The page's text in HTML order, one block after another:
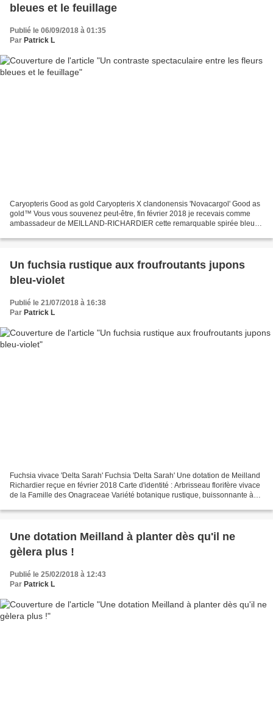
bleues et le feuillage
Publié le 06/09/2018 à 01:35
Par Patrick L
Caryopteris Good as gold Caryopteris X clandonensis 'Novacargol' Good as
gold™ Vous vous souvenez peut-être, fin février 2018 je recevais comme
ambassadeur de MEILLAND-RICHARDIER cette remarquable spirée bleue
Un fuchsia rustique aux froufroutants jupons
bleu-violet
Publié le 21/07/2018 à 16:38
Par Patrick L
Fuchsia vivace 'Delta Sarah' Fuchsia 'Delta Sarah' Une dotation de Meilland
Richardier reçue en février 2018 Carte d'identité : Arbrisseau florifère vivace
de la Famille des Onagraceae Variété botanique rustique, buissonnante à
Une dotation Meilland à planter dès qu'il ne
gèlera plus !
Publié le 25/02/2018 à 12:43
Par Patrick L